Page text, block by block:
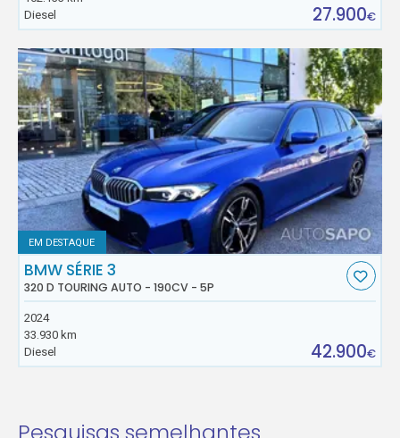
Diesel
27.900€
EM DESTAQUE
BMW SÉRIE 3
320 D TOURING AUTO - 190CV - 5P
2024
33.930 km
Diesel
42.900€